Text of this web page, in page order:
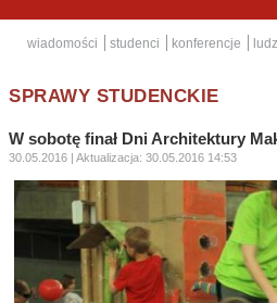
wiadomości studenci konferencje
SPRAWY STUDENCKIE
W sobotę finał Dni Architektury
30.05.2016 | Aktualizacja: 30.05.2016 14:53